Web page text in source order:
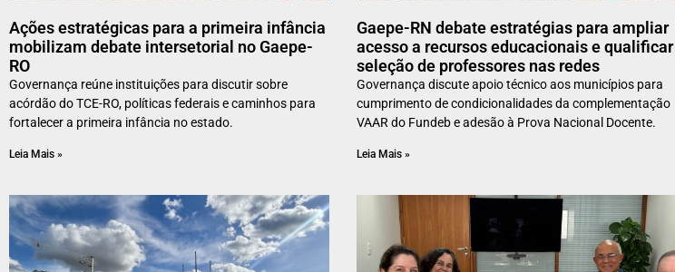
Ações estratégicas para a primeira infância
mobilizam debate intersetorial no Gaepe-
RO
Governança reúne instituições para discutir sobre
acórdão do TCE-RO, políticas federais e caminhos para
fortalecer a primeira infância no estado.
Leia Mais »
Gaepe-RN debate estratégias para ampliar
acesso a recursos educacionais e qualificar
seleção de professores nas redes
Governança discute apoio técnico aos municípios para
cumprimento de condicionalidades da complementação
VAAR do Fundeb e adesão à Prova Nacional Docente.
Leia Mais »